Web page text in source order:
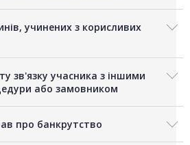
учинених з корисливих
зв'язку учасника з іншими
або замовником
про банкрутство